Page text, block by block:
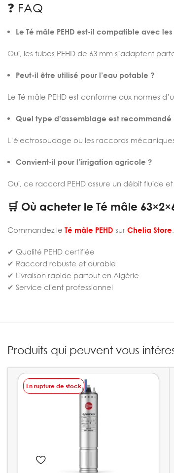
❓ FAQ
Le Té mâle PEHD est-il compatible avec les
Oui, les tubes PEHD de 63 mm s’adaptent
Peut-il être utilisé pour l’eau potable ?
Le Té mâle PEHD est conforme aux normes
Quel type d’assemblage est recommandé
L’électrosoudage ou les raccords
Convient-il pour l’irrigation agricole ?
Oui, ce raccord PEHD assure un débit fluide
🛒 Où acheter le Té mâle
Commandez le Té mâle PEHD sur Chelia Store
✔ Qualité PEHD certifiée
✔ Raccord robuste et durable
✔ Livraison rapide partout en Algérie
✔ Service client professionnel
Produits qui peuvent vous
En rupture de stock